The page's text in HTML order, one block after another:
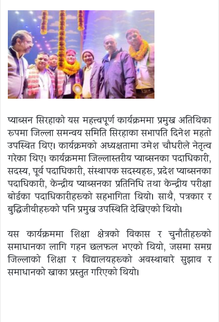
प्याब्सन सिरहाको यस महत्त्वपूर्ण कार्यक्रममा प्रमुख अतिथिका
रूपमा जिल्ला समन्वय समिति सिरहाका सभापति दिनेश महतो
उपस्थित थिए। कार्यक्रमको अध्यक्षतामा उमेश चौधरीले नेतृत्व
गरेका थिए। कार्यक्रममा जिल्लास्तरीय प्याब्सनका पदाधिकारी,
सदस्य, पूर्व पदाधिकारी, संस्थापक सदस्यहरू, प्रदेश प्याब्सनका
पदाधिकारी, केन्द्रीय प्याब्सनका प्रतिनिधि तथा केन्द्रीय परीक्षा
बोर्डका पदाधिकारीहरूको सहभागिता थियो। साथै, पत्रकार र
बुद्धिजीवीहरूको पनि प्रमुख उपस्थिति देखिएको थियो।
यस कार्यक्रममा शिक्षा क्षेत्रको विकास र चुनौतीहरूको
समाधानका लागि गहन छलफल भएको थियो, जसमा समग्र
जिल्लाको शिक्षा र विद्यालयहरूको अवस्थाबारे सुझाव र
समाधानको खाका प्रस्तुत गरिएको थियो।